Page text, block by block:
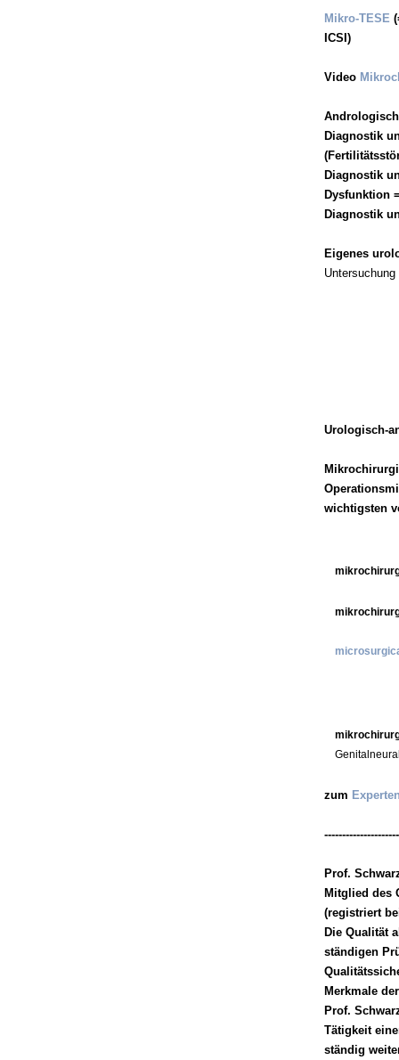
Mikro-TESE
ICSI)
Video
Diagnostik
Diagnostik
Dysfunktion
Diagnostik
Eigenes
Urologisch-
wichtigsten
zum
Prof.
Mitglied des
(registriert
Die Qualität
ständigen
Merkmale
Prof.
Tätigkeit
ständig